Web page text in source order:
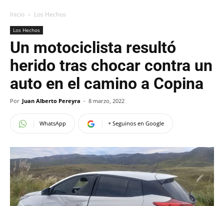
Inicio Los Hechos
Los Hechos
Un motociclista resultó
herido tras chocar contra un
auto en el camino a Copina
Por Juan Alberto Pereyra - 8 marzo, 2022
WhatsApp + Seguinos en Google